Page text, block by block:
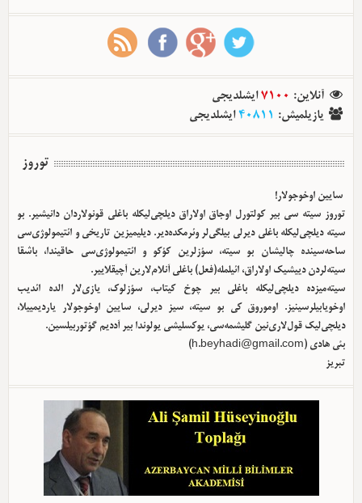
آنلاین:
7100ایشلدیجی
یازیلمیش:
40811ایشلدیجی
توروز
سایین اوخوجولار!
توروز سیته سی بیر کولتورل اوجاق اولا‌راق دیلچی‌لیکله باغلی قونولاردان دانیشیر. بو
سیته دیلچی‌لیکله باغلی دیرلی بیلگی‌لر وئرمکده‌دیر. دیلیمیزین تاریخی و ائتیمولوژی‌سی
ساحه‌سینده چالیشان بو سیته، سؤزلرین کؤکو و ائتیمولوژی‌سی حاقیندا، باشقا
سیته‌لردن دییشیک اولا‌راق، ائیلمله(فعل) باغلی آنلام‌لارین آچیقلاییر.
سیته‌میزده دیلچی‌لیکله باغلی بیر چوخ کیتاب، سؤزلوک، یازی‌لار الده ائدیب
اوخویابیلرسینیز. اوموروق کی بو سیته، سیز دیرلی، سایین اوخوجولار یاردیمییلا،
دیلچی‌لیک قول‌لاری‌نین گلیشمه‌سی، یوکسلیشی یولوندا بیر آددیم گؤتوربیلسین.
بئی هادی (h.beyhadi@gmail.com
)
تبریز